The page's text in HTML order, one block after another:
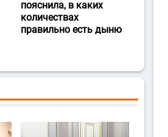
пояснила, в каких
количествах
правильно есть дыню